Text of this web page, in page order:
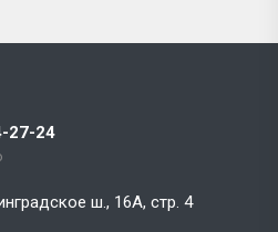
27-24
ш., 16А, стр. 4